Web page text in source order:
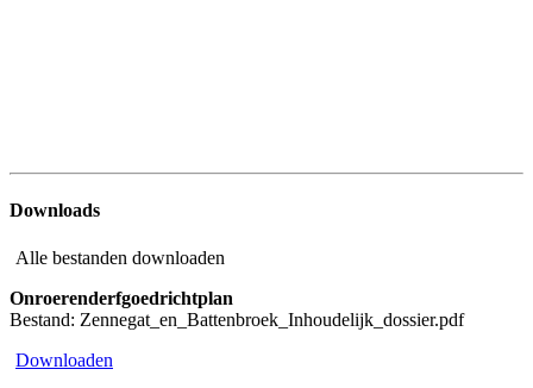
Downloads
Alle bestanden downloaden
Onroerenderfgoedrichtplan
Bestand: Zennegat_en_Battenbroek_Inhoudelijk_dossier.pdf
Downloaden